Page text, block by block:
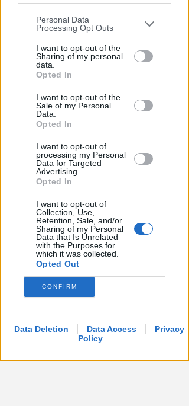
You may separately opt-out of the further
disclosure of your personal information
by third parties on the IAB’s list of
downstream participants.
by us to third parties on the IAB’s List of
Downstream Participants that may
further disclose it to other third parties.
Personal Data
Processing Opt Outs
I want to opt-out of the
Sharing of my personal
data.
Opted In
I want to opt-out of the
Sale of my Personal
Data.
Opted In
I want to opt-out of
processing my Personal
Data for Targeted
Advertising.
Opted In
I want to opt-out of
Collection, Use,
Retention, Sale, and/or
Sharing of my Personal
Data that Is Unrelated
with the Purposes for
which it was collected.
Opted Out
CONFIRM
Data Deletion Data Access
Privacy
Policy
Il Bosco delle Grazie: a
Covignano un luogo per
rifugiarsi nella natura
Redazione
Furti sul lungomare di marina
centro. Le Volanti arrestano
quattro giovani
Redazione